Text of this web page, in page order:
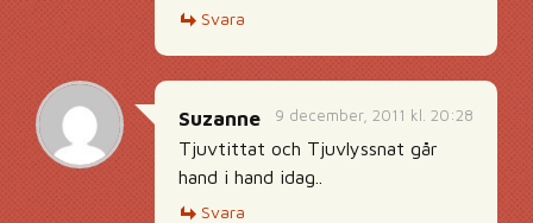
Svara
9 december, 2011 kl. 20:28
Suzanne
Tjuvtittat och Tjuvlyssnat går
hand i hand idag..
Svara